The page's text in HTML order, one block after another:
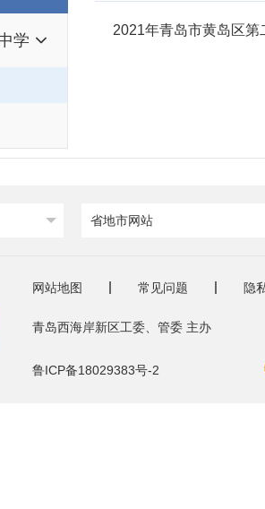
学
2021年青岛市黄岛区
省地市网站
网站地图 常见问题 隐
青岛西海岸新区工委、管委 主办
鲁ICP备18029383号-2